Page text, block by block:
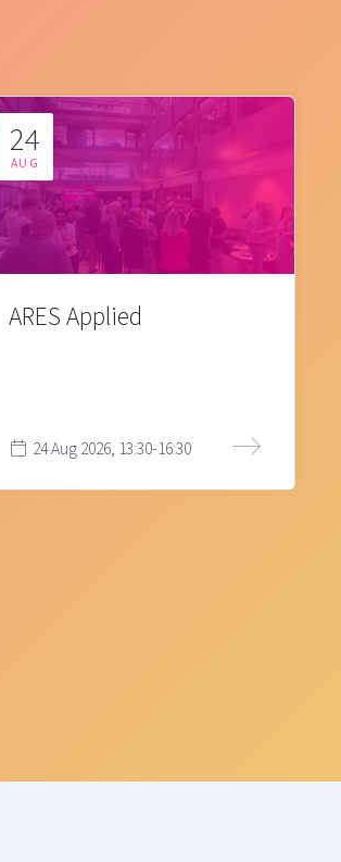
24
AUG
ARES Applied
24 Aug 2026, 13:30-16:30